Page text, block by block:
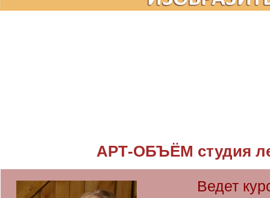
АРТ-ОБЪЁМ студия
Ведет